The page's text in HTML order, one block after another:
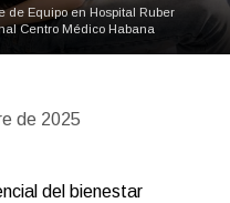
de Equipo en Hospital Ruber
Centro Médico Habana
de 2025
del bienestar